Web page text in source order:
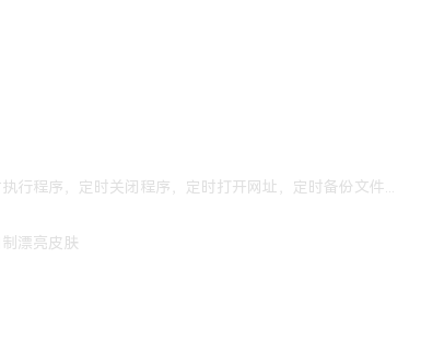
行程序，定时关闭程序，定时打开网址，定时备份文件...
漂亮皮肤